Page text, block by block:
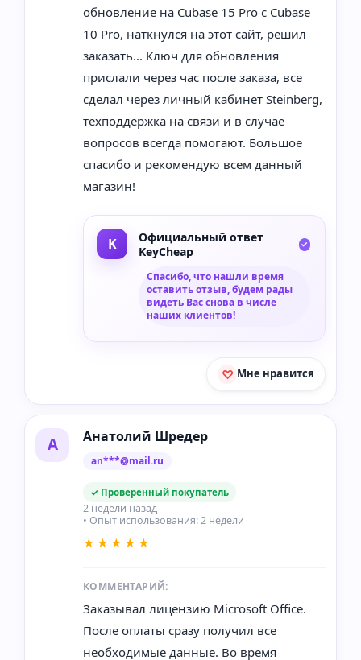
обновление на Cubase 15 Pro с Cubase
10 Pro, наткнулся на этот сайт, решил
заказать... Ключ для обновления
прислали через час после заказа, все
сделал через личный кабинет Steinberg,
техподдержка на связи и в случае
вопросов всегда помогают. Большое
спасибо и рекомендую всем данный
магазин!
Официальный ответ
KeyCheap
Спасибо, что нашли время
оставить отзыв, будем рады
видеть Вас снова в числе
наших клиентов!
Мне нравится
А Анатолий Шредер
an***@mail.ru
✓ Проверенный покупатель
2 недели назад
• Опыт использования: 2 недели
★★★★★
КОММЕНТАРИЙ:
Заказывал лицензию Microsoft Office.
После оплаты сразу получил все
необходимые данные. Во время